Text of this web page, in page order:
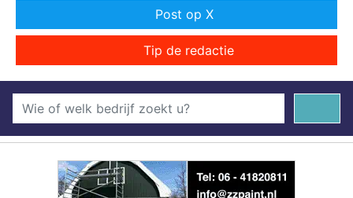
Post op X
Tip de redactie